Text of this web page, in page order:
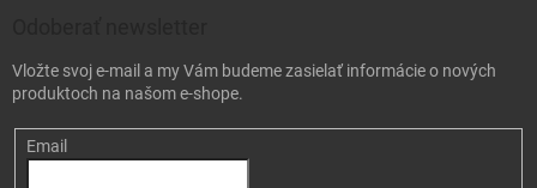
Vložte svoj e-mail a my Vám budeme zasielať informácie o nových
produktoch na našom e-shope.
Email